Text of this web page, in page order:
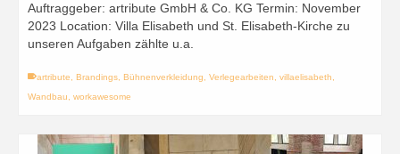
Auftraggeber: artribute GmbH & Co. KG Termin: November
2023 Location: Villa Elisabeth und St. Elisabeth-Kirche zu
unseren Aufgaben zählte u.a.
artribute Brandings Bühnenverkleidung Verlegearbeiten villaelisabeth
Wandbau
workawesome